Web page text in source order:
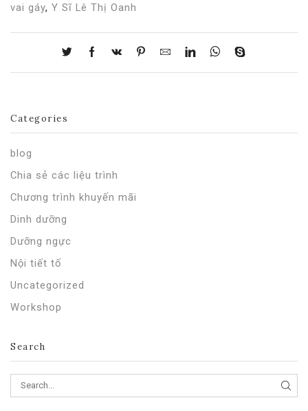
vai gáy, Y Sĩ Lê Thị Oanh
Categories
blog
Chia sẻ các liệu trình
Chương trình khuyến mãi
Dinh dưỡng
Dưỡng ngực
Nội tiết tố
Uncategorized
Workshop
Search